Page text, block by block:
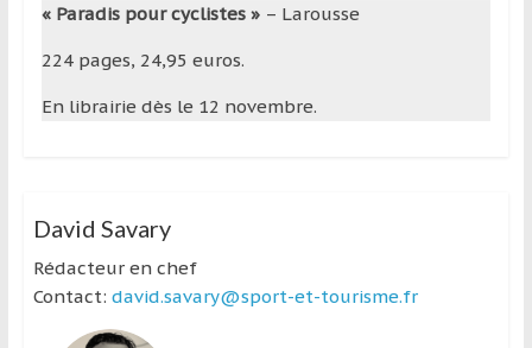
« Paradis pour cyclistes »– Larousse
224 pages, 24,95 euros.
En librairie dès le 12 novembre.
David Savary
Rédacteur en chef
Contact: david.savary@sport-et-tourisme.fr